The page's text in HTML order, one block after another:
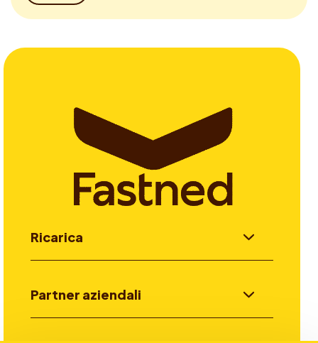
Ricarica
Partner aziendali